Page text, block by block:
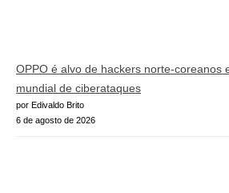
OPPO é alvo de hackers norte-coreanos
mundial de ciberataques
por Edivaldo Brito
6 de agosto de 2026